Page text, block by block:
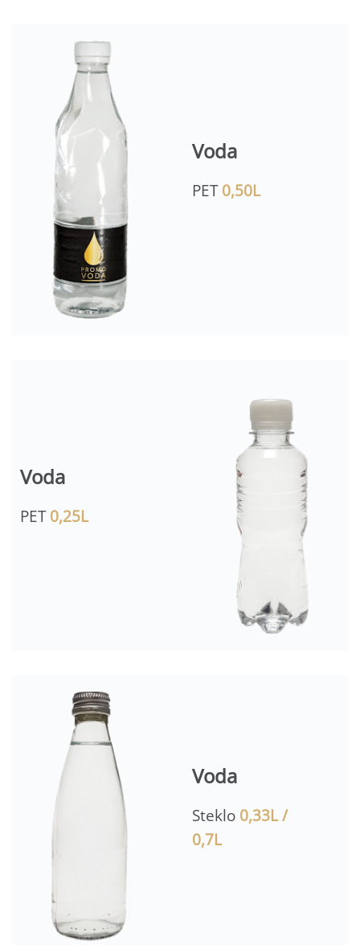
Voda
PET0,50L
Voda
PET0,25L
Voda
Steklo 0,33L /
0,7L